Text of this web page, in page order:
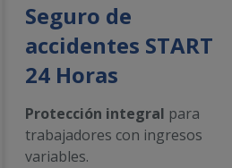
Seguro de
accidentes START
24 Horas
Protección integral para
trabajadores con ingresos
variables.